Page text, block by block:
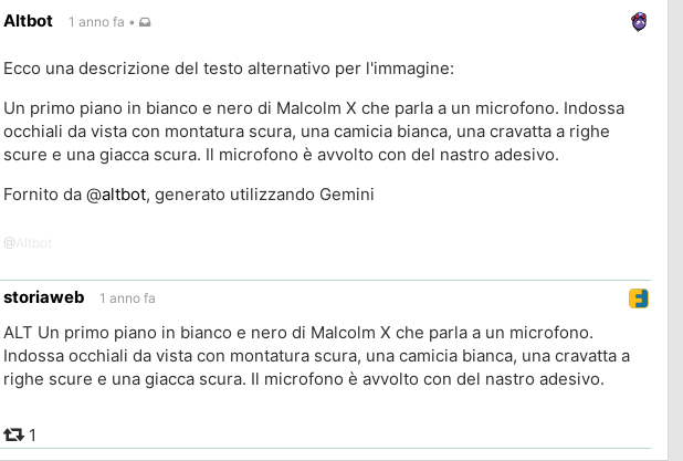
di Malcolm X rimangono complesse e controverse anche 60 anni dopo la
scomparsa.
audio/2024/01/…
audio/2024/01/…
Altbot
1 anno fa •
Ecco una descrizione del testo alternativo per l'immagine:
Un primo piano in bianco e nero di Malcolm X che parla a un microfono. Indossa
occhiali da vista con montatura scura, una camicia bianca, una cravatta a righe
scure e una giacca scura. Il microfono è avvolto con del nastro adesivo.
Fornito da @altbot, generato utilizzando Gemini
@Altbot
storiaweb 1 anno fa
ALT Un primo piano in bianco e nero di Malcolm X che parla a un microfono.
Indossa occhiali da vista con montatura scura, una camicia bianca, una cravatta a
righe scure e una giacca scura. Il microfono è avvolto con del nastro adesivo.
1